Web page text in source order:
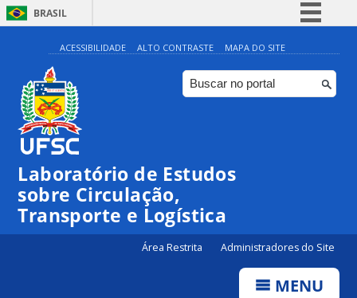
BRASIL
Simplifique!
Comunica BR
Participe
ACESSIBILIDADE ALTO CONTRASTE MAPA DO SITE
Laboratório de Estudos
sobre Circulação,
Transporte e Logística
Área Restrita Administradores do Site
MENU